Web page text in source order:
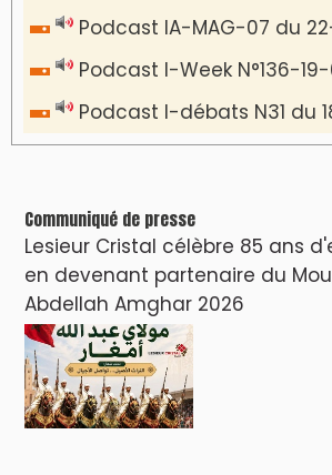
Podcast IA-MAG-07 du
Podcast I-Week N°136-
Podcast I-débats N31 du
Communiqué de presse
Lesieur Cristal célèbre 85 ans
en devenant partenaire du
Abdellah Amghar 2026